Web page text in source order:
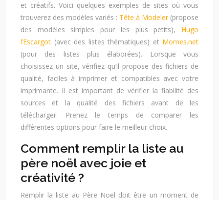
et créatifs. Voici quelques exemples de sites où vous
trouverez des modèles variés : Tête à Modeler (propose
des modèles simples pour les plus petits), Hugo
l’Escargot (avec des listes thématiques) et Momes.net
(pour des listes plus élaborées). Lorsque vous
choisissez un site, vérifiez qu’il propose des fichiers de
qualité, faciles à imprimer et compatibles avec votre
imprimante. Il est important de vérifier la fiabilité des
sources et la qualité des fichiers avant de les
télécharger. Prenez le temps de comparer les
différentes options pour faire le meilleur choix.
Comment remplir la liste au
père noël avec joie et
créativité ?
Remplir la liste au Père Noël doit être un moment de